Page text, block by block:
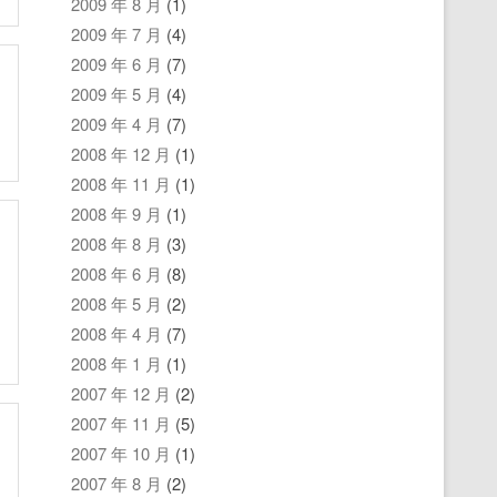
2009 年 7 月 (4)
2009 年 6 月 (7)
2009 年 5 月 (4)
2009 年 4 月 (7)
2008 年 12 月 (1)
2008 年 11 月 (1)
2008 年 9 月 (1)
2008 年 8 月 (3)
2008 年 6 月 (8)
2008 年 5 月 (2)
2008 年 4 月 (7)
2008 年 1 月 (1)
2007 年 12 月 (2)
2007 年 11 月 (5)
2007 年 10 月 (1)
2007 年 8 月 (2)